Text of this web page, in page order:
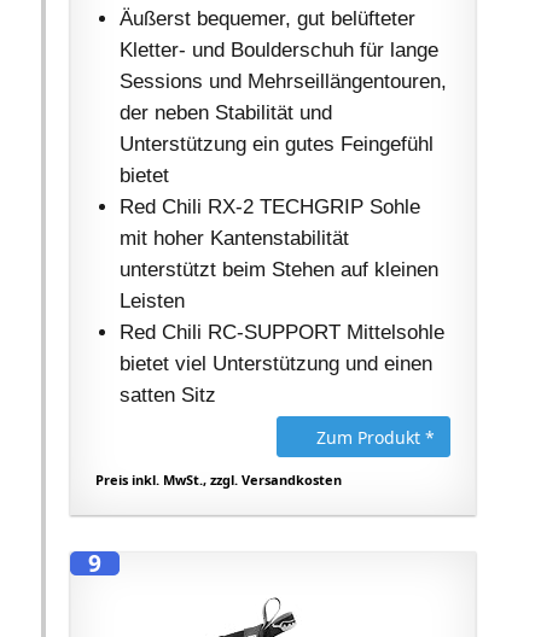
Äußerst bequemer, gut belüfteter
Kletter- und Boulderschuh für lange
Sessions und Mehrseillängentouren,
der neben Stabilität und
Unterstützung ein gutes Feingefühl
bietet
Red Chili RX-2 TECHGRIP Sohle
mit hoher Kantenstabilität
unterstützt beim Stehen auf kleinen
Leisten
Red Chili RC-SUPPORT Mittelsohle
bietet viel Unterstützung und einen
satten Sitz
Zum Produkt *
Preis inkl. MwSt., zzgl. Versandkosten
9